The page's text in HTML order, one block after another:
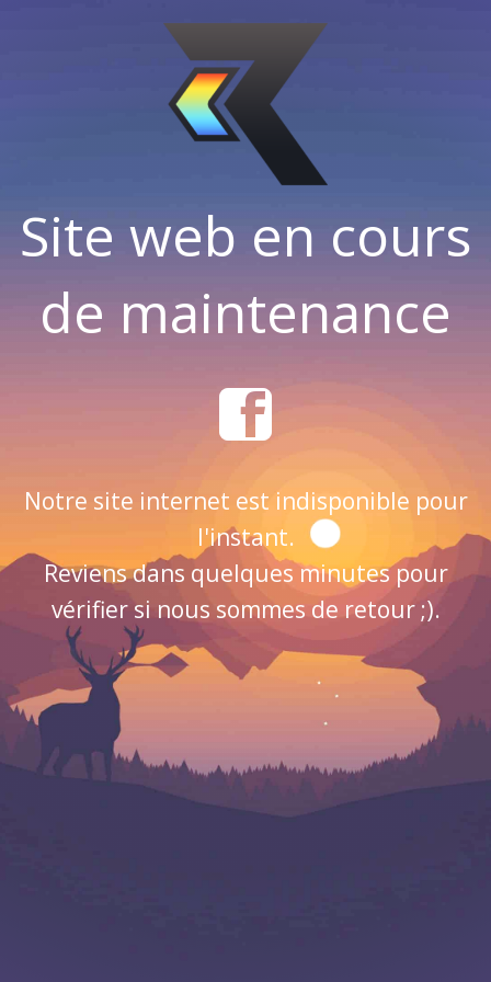
Site web en cours
de maintenance
Notre site internet est indisponible pour
l'instant.
Reviens dans quelques minutes pour
vérifier si nous sommes de retour ;).